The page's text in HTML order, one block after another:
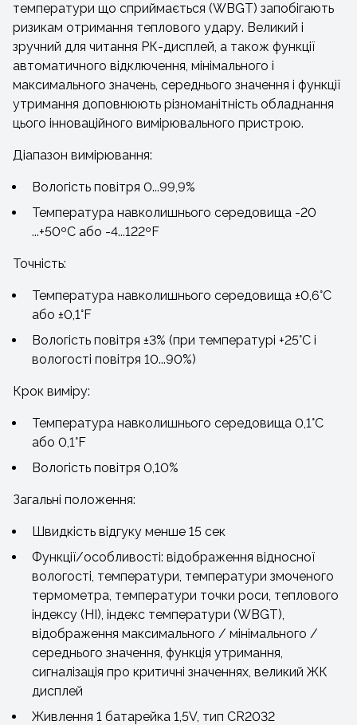
температури що сприймається (WBGT) запобігають
ризикам отримання теплового удару. Великий і
зручний для читання РК-дисплей, а також функції
автоматичного відключення, мінімального і
максимального значень, середнього значення і функції
утримання доповнюють різноманітність обладнання
цього інноваційного вимірювального пристрою.
Діапазон вимірювання:
Вологість повітря 0...99,9%
Температура навколишнього середовища -20
...+50ºС або -4...122ºF
Точність:
Температура навколишнього середовища ±0,6°С
або ±0,1°F
Вологість повітря ±3% (при температурі +25°С і
вологості повітря 10...90%)
Крок виміру:
Температура навколишнього середовища 0,1°С
або 0,1°F
Вологість повітря 0,10%
Загальні положення:
Швидкість відгуку менше 15 сек
Функції/особливості: відображення відносної
вологості, температури, температури змоченого
термометра, температури точки роси, теплового
індексу (HI), індекс температури (WBGT),
відображення максимального / мінімального /
середнього значення, функція утримання,
сигналізація про критичні значеннях, великий ЖК
дисплей
Живлення 1 батарейка 1,5V, тип CR2032